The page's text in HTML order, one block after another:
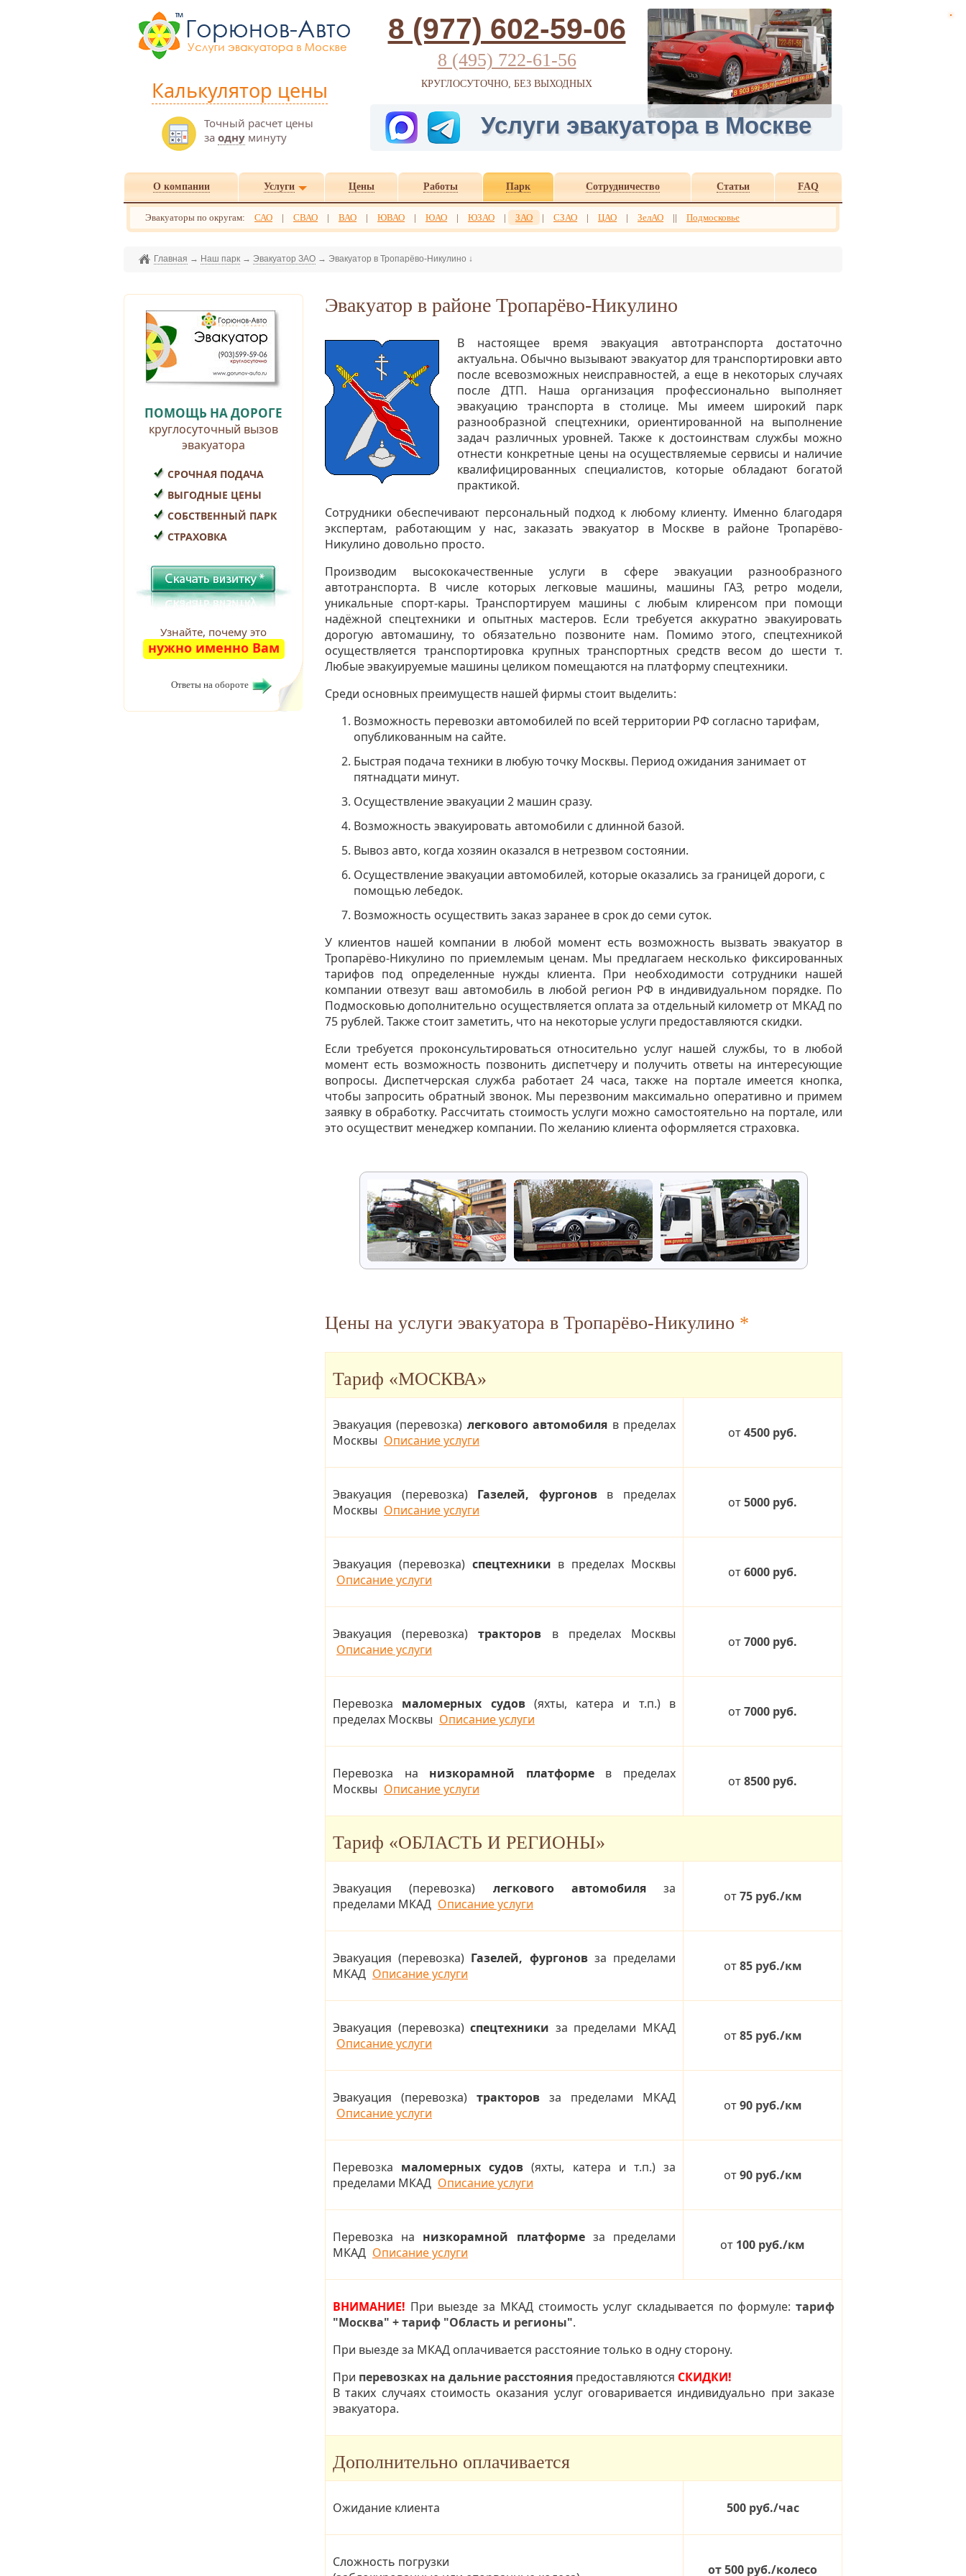
Калькулятор цены
Точный расчет цены
за однуминуту
8 (977) 602-59-06
8 (495) 722-61-56
КРУГЛОСУТОЧНО, БЕЗ ВЫХОДНЫХ
Услуги эвакуатора в Москве
О компании Услуги Цены Работы Парк Сотрудничество Статьи FAQ
Эвакуаторы по округам: САО | СВАО | ВАО | ЮВАО | ЮАО | ЮЗАО | ЗАО | СЗАО | ЦАО | ЗелАО || Подмосковье
Главная → Наш парк → Эвакуатор ЗАО → Эвакуатор в Тропарёво-Никулино ↓
Эвакуатор в районе Тропарёво-Никулино
В настоящее время эвакуация автотранспорта достаточно
актуальна. Обычно вызывают эвакуатор для транспортировки авто
после всевозможных неисправностей, а еще в некоторых случаях
после ДТП. Наша организация профессионально выполняет
эвакуацию транспорта в столице. Мы имеем широкий парк
разнообразной спецтехники, ориентированной на выполнение
задач различных уровней. Также к достоинствам службы можно
отнести конкретные цены на осуществляемые сервисы и наличие
квалифицированных специалистов, которые обладают богатой
практикой.
Сотрудники обеспечивают персональный подход к любому клиенту. Именно благодаря
экспертам, работающим у нас, заказать эвакуатор в Москве в районе Тропарёво-
Никулино довольно просто.
Производим высококачественные услуги в сфере эвакуации разнообразного
автотранспорта. В числе которых легковые машины, машины ГАЗ, ретро модели,
уникальные спорт-кары. Транспортируем машины с любым клиренсом при помощи
надёжной спецтехники и опытных мастеров. Если требуется аккуратно эвакуировать
дорогую автомашину, то обязательно позвоните нам. Помимо этого, спецтехникой
осуществляется транспортировка крупных транспортных средств весом до шести т.
Любые эвакуируемые машины целиком помещаются на платформу спецтехники.
Среди основных преимуществ нашей фирмы стоит выделить:
Возможность перевозки автомобилей по всей территории РФ согласно тарифам,
опубликованным на сайте.
Быстрая подача техники в любую точку Москвы. Период ожидания занимает от
пятнадцати минут.
Осуществление эвакуации 2 машин сразу.
Возможность эвакуировать автомобили с длинной базой.
Вывоз авто, когда хозяин оказался в нетрезвом состоянии.
Осуществление эвакуации автомобилей, которые оказались за границей дороги, с
помощью лебедок.
Возможность осуществить заказ заранее в срок до семи суток.
У клиентов нашей компании в любой момент есть возможность вызвать эвакуатор в
Тропарёво-Никулино по приемлемым ценам. Мы предлагаем несколько фиксированных
тарифов под определенные нужды клиента. При необходимости сотрудники нашей
компании отвезут ваш автомобиль в любой регион РФ в индивидуальном порядке. По
Подмосковью дополнительно осуществляется оплата за отдельный километр от МКАД по
75 рублей. Также стоит заметить, что на некоторые услуги предоставляются скидки.
Если требуется проконсультироваться относительно услуг нашей службы, то в любой
момент есть возможность позвонить диспетчеру и получить ответы на интересующие
вопросы. Диспетчерская служба работает 24 часа, также на портале имеется кнопка,
чтобы запросить обратный звонок. Мы перезвоним максимально оперативно и примем
заявку в обработку. Рассчитать стоимость услуги можно самостоятельно на портале, или
это осуществит менеджер компании. По желанию клиента оформляется страховка.
Цены на услуги эвакуатора в Тропарёво-Никулино *
Тариф «МОСКВА»
Эвакуация (перевозка) легкового автомобиля в пределах
Москвы Описание услуги от4500 руб.
Эвакуация (перевозка) Газелей, фургоновв пределах
Москвы Описание услуги от5000 руб.
Эвакуация (перевозка) спецтехники в пределах Москвы
Описание услуги
от6000 руб.
Эвакуация (перевозка)тракторов в пределах Москвы
Описание услуги
от7000 руб.
Перевозка маломерных судов(яхты, катера и т.п.) в
пределах Москвы Описание услуги от7000 руб.
Перевозка на низкорамной платформев пределах
Москвы Описание услуги от8500 руб.
Тариф «ОБЛАСТЬ И РЕГИОНЫ»
Эвакуация (перевозка) легкового автомобиляза
пределами МКАД Описание услуги от75 руб./км
Эвакуация (перевозка) Газелей, фургоновза пределами
МКАД Описание услуги от85 руб./км
Эвакуация (перевозка)спецтехники за пределами МКАД
Описание услуги
от85 руб./км
Эвакуация (перевозка) тракторов за пределами МКАД
Описание услуги
от90 руб./км
Перевозка маломерных судов (яхты, катера и т.п.) за
пределами МКАД Описание услуги от90 руб./км
Перевозка на низкорамной платформеза пределами
МКАД Описание услуги от 100 руб./км
ВНИМАНИЕ! При выезде за МКАД стоимость услуг складывается по формуле: тариф
"Москва" + тариф "Область и регионы".
При выезде за МКАД оплачивается расстояние только в одну сторону.
При перевозках на дальние расстояния предоставляются СКИДКИ!
В таких случаях стоимость оказания услуг оговаривается индивидуально при заказе
эвакуатора.
Дополнительно оплачивается
Ожидание клиента 500 руб./час
Сложность погрузки
от 500 руб./колесо
ПОМОЩЬ НА ДОРОГЕ
круглосуточный вызов
эвакуатора
СРОЧНАЯ ПОДАЧА
ВЫГОДНЫЕ ЦЕНЫ
СОБСТВЕННЫЙ ПАРК
СТРАХОВКА
Узнайте, почему это
нужно именно Вам
Ответы на обороте